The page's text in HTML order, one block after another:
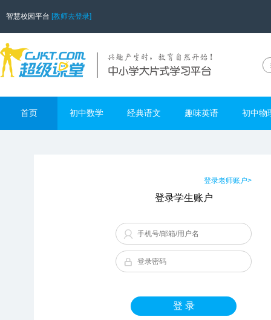
智慧校园平台 [教师去登录]
首页 初中数学 经典语文 趣味英语 初中物
登录老师账户>
登录学生账户
登 录